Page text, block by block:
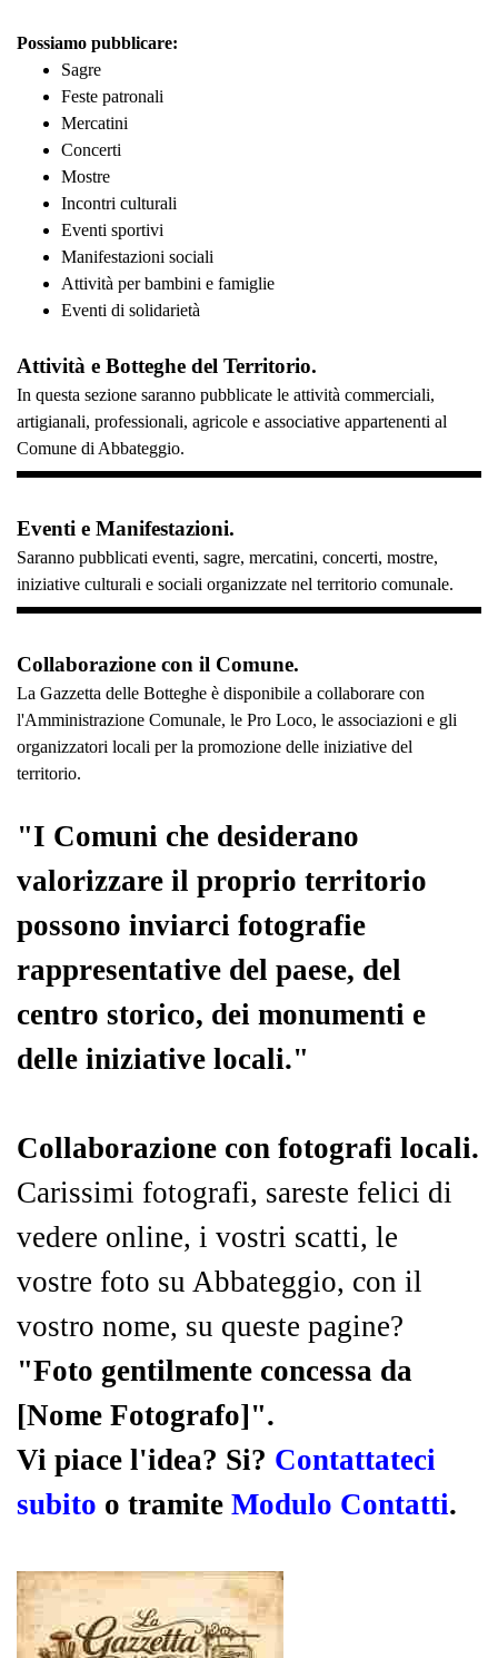
Possiamo pubblicare:
Sagre
Feste patronali
Mercatini
Concerti
Mostre
Incontri culturali
Eventi sportivi
Manifestazioni sociali
Attività per bambini e famiglie
Eventi di solidarietà
Attività e Botteghe del Territorio.
In questa sezione saranno pubblicate le attività commerciali,
artigianali, professionali, agricole e associative appartenenti al
Comune di Abbateggio.
Eventi e Manifestazioni.
Saranno pubblicati eventi, sagre, mercatini, concerti, mostre,
iniziative culturali e sociali organizzate nel territorio comunale.
Collaborazione con il Comune.
La Gazzetta delle Botteghe è disponibile a collaborare con
l'Amministrazione Comunale, le Pro Loco, le associazioni e gli
organizzatori locali per la promozione delle iniziative del
territorio.
"I Comuni che desiderano
valorizzare il proprio territorio
possono inviarci fotografie
rappresentative del paese, del
centro storico, dei monumenti e
delle iniziative locali."
Collaborazione con fotografi locali.
Carissimi fotografi, sareste felici di
vedere online, i vostri scatti, le
vostre foto su Abbateggio, con il
vostro nome, su queste pagine?
"Foto gentilmente concessa da
[Nome Fotografo]".
Vi piace l'idea? Si? Contattateci
subito o tramite Modulo Contatti.